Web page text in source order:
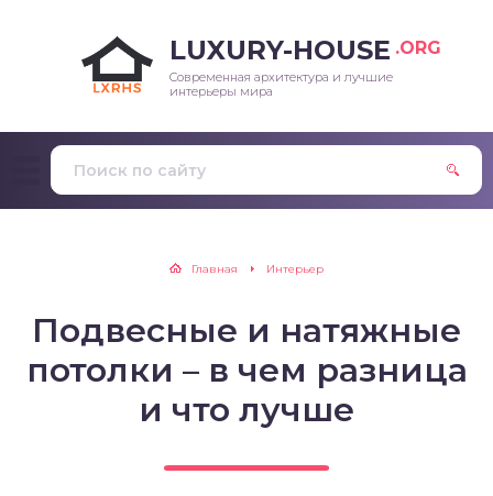
LUXURY-HOUSE .ORG
Современная архитектура и лучшие
интерьеры мира
Главная Интерьер
Подвесные и натяжные
потолки – в чем разница
и что лучше